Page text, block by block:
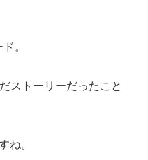
。
ストーリーだったこと
ね。